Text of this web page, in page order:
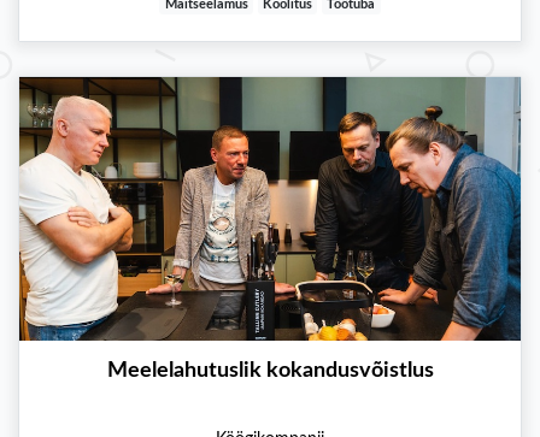
Maitseelamus Koolitus Töötuba
Meelelahutuslik kokandusvõistlus